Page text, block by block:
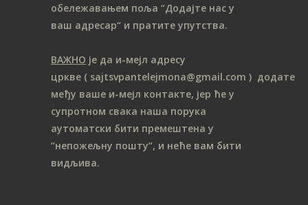
обележавањем поља “Додајте нас у
ваш адресар“ и пратите упутства.
ВАЖНО је да и-мејл адресу
цркве ( sajtsvpantelejmona@gmail.com ) додате
међу ваше и-мејл контакте, јер ће у
супротном свака наша порука
аутоматски бити премештена у
“непожељну пошту“, и неће вам бити
видљива.